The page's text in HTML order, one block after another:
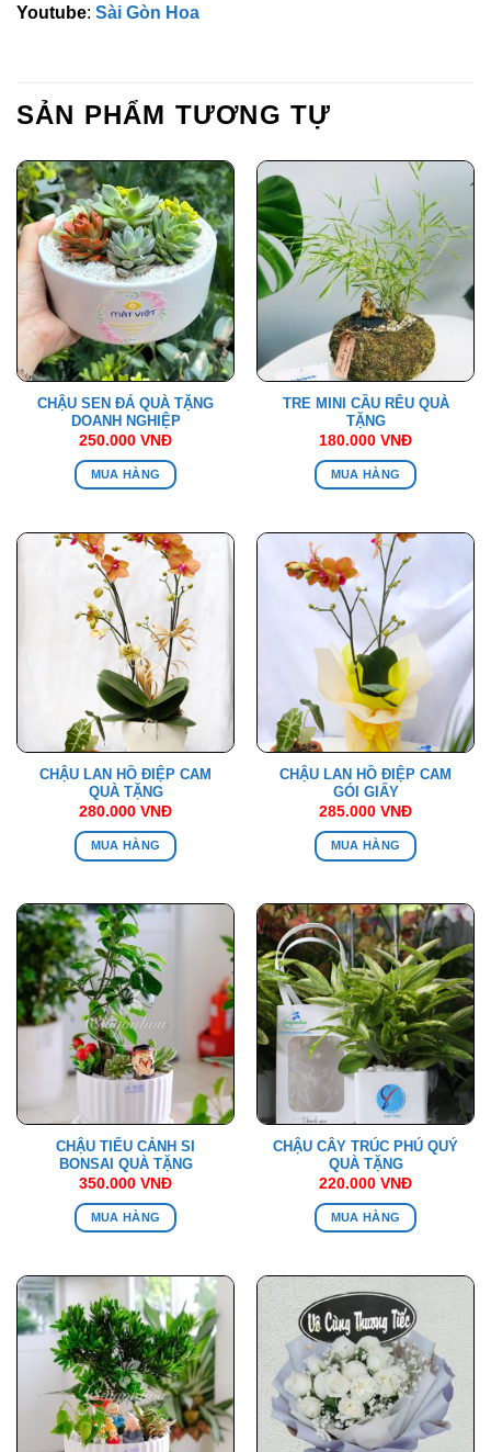
Youtube: Sài Gòn Hoa
SẢN PHẨM TƯƠNG TỰ
CHẬU SEN ĐÁ QUÀ TẶNG
DOANH NGHIỆP
250.000 VNĐ
MUA HÀNG
TRE MINI CẦU RÊU QUÀ
TẶNG
180.000 VNĐ
MUA HÀNG
CHẬU LAN HỒ ĐIỆP CAM
QUÀ TẶNG
280.000 VNĐ
MUA HÀNG
CHẬU LAN HỒ ĐIỆP CAM
GÓI GIẤY
285.000 VNĐ
MUA HÀNG
CHẬU TIỂU CẢNH SI
BONSAI QUÀ TẶNG
350.000 VNĐ
MUA HÀNG
CHẬU CÂY TRÚC PHÚ QUÝ
QUÀ TẶNG
220.000 VNĐ
MUA HÀNG